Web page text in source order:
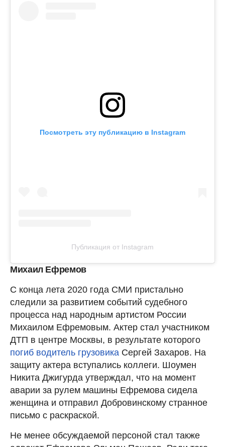
Посмотреть эту публикацию в Instagram
Публикация от Instagram
Михаил Ефремов
С конца лета 2020 года СМИ пристально
следили за развитием событий судебного
процесса над народным артистом России
Михаилом Ефремовым. Актер стал участником
ДТП в центре Москвы, в результате которого
погиб водитель грузовика Сергей Захаров. На
защиту актера вступались коллеги. Шоумен
Никита Джигурда утверждал, что на момент
аварии за рулем машины Ефремова сидела
женщина и отправил Добровинскому странное
письмо с раскраской.
Не менее обсуждаемой персоной стал также